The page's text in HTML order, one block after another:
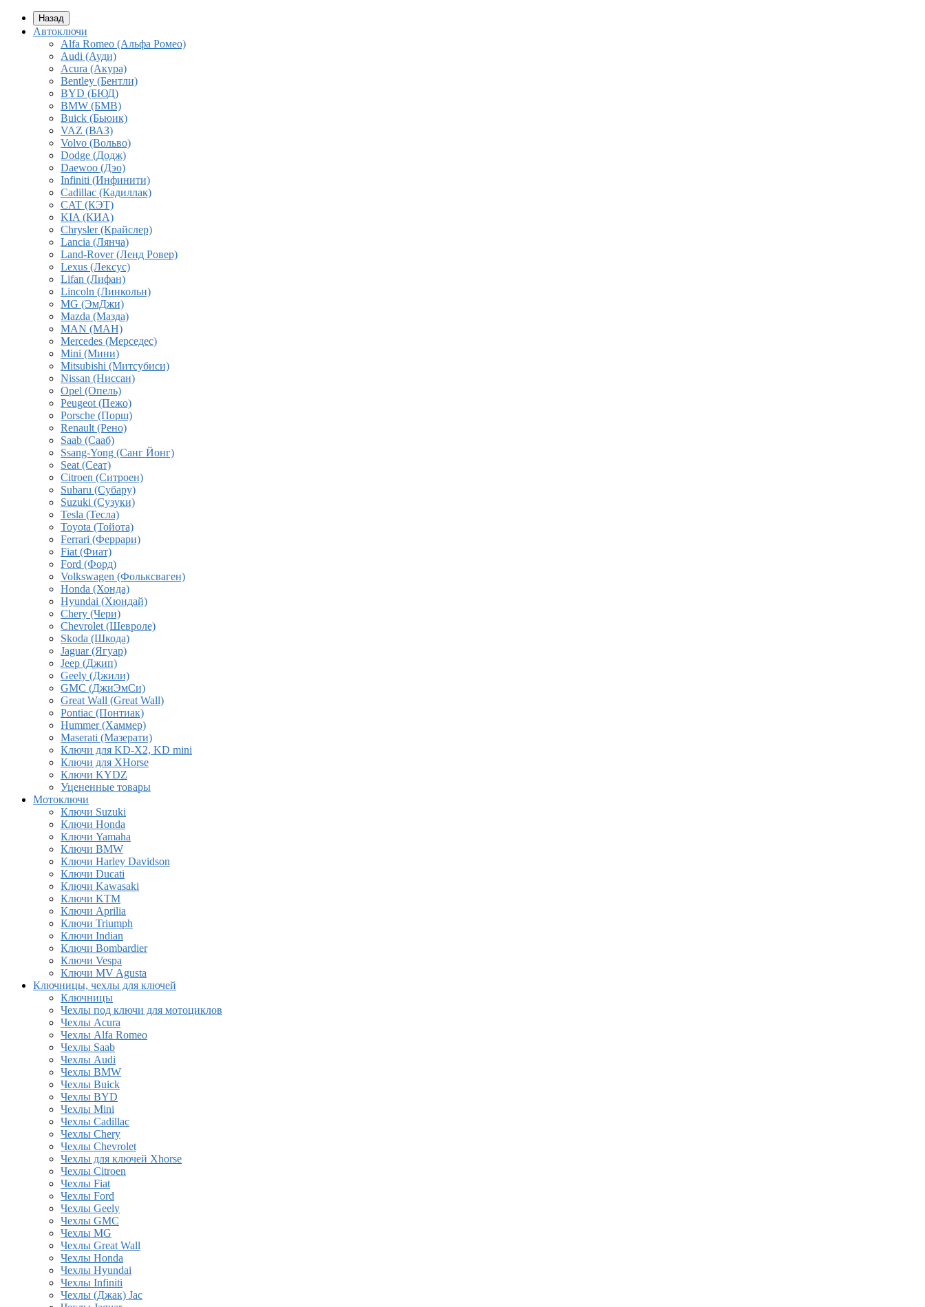
Назад
Автоключи
Alfa Romeo (Альфа Ромео)
Audi (Ауди)
Acura (Акура)
Bentley (Бентли)
BYD (БЮД)
BMW (БМВ)
Buick (Бьюик)
VAZ (ВАЗ)
Volvo (Вольво)
Dodge (Додж)
Daewoo (Дэо)
Infiniti (Инфинити)
Cadillac (Кадиллак)
CAT (КЭТ)
KIA (КИА)
Chrysler (Крайслер)
Lancia (Лянча)
Land-Rover (Ленд Ровер)
Lexus (Лексус)
Lifan (Лифан)
Lincoln (Линкольн)
MG (ЭмДжи)
Mazda (Мазда)
MAN (МАН)
Mercedes (Мерседес)
Mini (Мини)
Mitsubishi (Митсубиси)
Nissan (Ниссан)
Opel (Опель)
Peugeot (Пежо)
Porsche (Порш)
Renault (Рено)
Saab (Сааб)
Ssang-Yong (Санг Йонг)
Seat (Сеат)
Citroen (Ситроен)
Subaru (Субару)
Suzuki (Сузуки)
Tesla (Тесла)
Toyota (Тойота)
Ferrari (Феррари)
Fiat (Фиат)
Ford (Форд)
Volkswagen (Фольксваген)
Honda (Хонда)
Hyundai (Хюндай)
Chery (Чери)
Chevrolet (Шевроле)
Skoda (Шкода)
Jaguar (Ягуар)
Jeep (Джип)
Geely (Джили)
GMC (ДжиЭмСи)
Great Wall (Great Wall)
Pontiac (Понтиак)
Hummer (Хаммер)
Maserati (Мазерати)
Ключи для KD-X2, KD mini
Ключи для XHorse
Ключи KYDZ
Уцененные товары
Мотоключи
Ключи Suzuki
Ключи Honda
Ключи Yamaha
Ключи BMW
Ключи Harley Davidson
Ключи Ducati
Ключи Kawasaki
Ключи KTM
Ключи Aprilia
Ключи Triumph
Ключи Indian
Ключи Bombardier
Ключи Vespa
Ключи MV Agusta
Ключницы, чехлы для ключей
Ключницы
Чехлы под ключи для мотоциклов
Чехлы Acura
Чехлы Alfa Romeo
Чехлы Saab
Чехлы Audi
Чехлы BMW
Чехлы Buick
Чехлы BYD
Чехлы Mini
Чехлы Cadillac
Чехлы Chery
Чехлы Chevrolet
Чехлы для ключей Xhorse
Чехлы Citroen
Чехлы Fiat
Чехлы Ford
Чехлы Geely
Чехлы GMC
Чехлы MG
Чехлы Great Wall
Чехлы Honda
Чехлы Hyundai
Чехлы Infiniti
Чехлы (Джак) Jac